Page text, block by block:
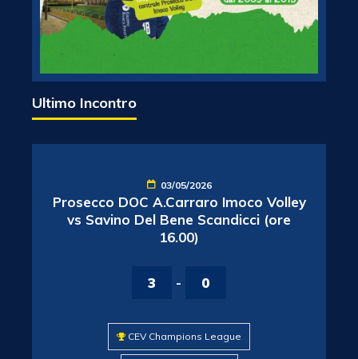
Ultimo Incontro
03/05/2026
Prosecco DOC A.Carraro Imoco Volley
vs Savino Del Bene Scandicci (ore
16.00)
3 - 0
CEV Champions League